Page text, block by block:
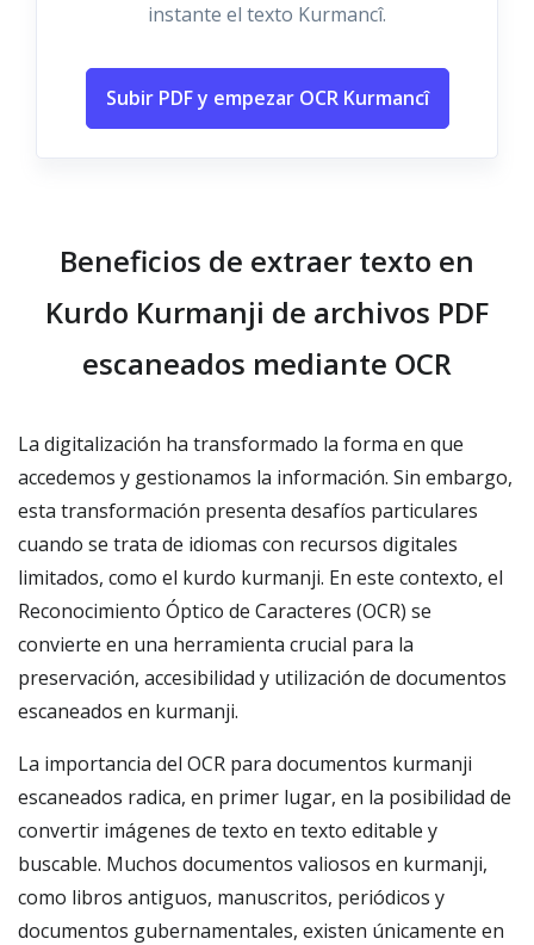
instante el texto Kurmancî.
Subir PDF y empezar OCR Kurmancî
Beneficios de extraer texto en
Kurdo Kurmanji de archivos PDF
escaneados mediante OCR
La digitalización ha transformado la forma en que
accedemos y gestionamos la información. Sin embargo,
esta transformación presenta desafíos particulares
cuando se trata de idiomas con recursos digitales
limitados, como el kurdo kurmanji. En este contexto, el
Reconocimiento Óptico de Caracteres (OCR) se
convierte en una herramienta crucial para la
preservación, accesibilidad y utilización de documentos
escaneados en kurmanji.
La importancia del OCR para documentos kurmanji
escaneados radica, en primer lugar, en la posibilidad de
convertir imágenes de texto en texto editable y
buscable. Muchos documentos valiosos en kurmanji,
como libros antiguos, manuscritos, periódicos y
documentos gubernamentales, existen únicamente en